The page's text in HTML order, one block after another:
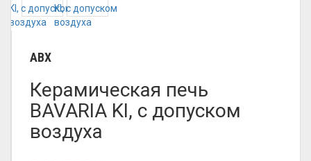
ABX
Керамическая печь
BAVARIA KI, с допуском
воздуха